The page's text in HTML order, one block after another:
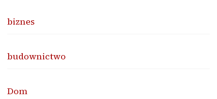
biznes
budownictwo
Dom